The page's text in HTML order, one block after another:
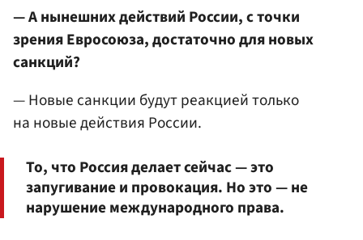
— А нынешних действий России, с точки
зрения Евросоюза, достаточно для новых
санкций?
— Новые санкции будут реакцией только
на новые действия России.
То, что Россия делает сейчас — это
запугивание и провокация. Но это — не
нарушение международного права.